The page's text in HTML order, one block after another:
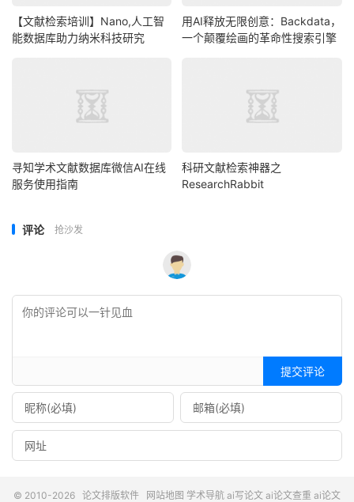
【文献检索培训】Nano,人工智
能数据库助力纳米科技研究
用AI释放无限创意：Backdata，
一个颠覆绘画的革命性搜索引擎
寻知学术文献数据库微信AI在线
服务使用指南
科研文献检索神器之
ResearchRabbit
评论 抢沙发
提交评论
© 2010-2026 论文排版软件 网站地图 学术导航 ai写论文 ai论文查重 ai论文